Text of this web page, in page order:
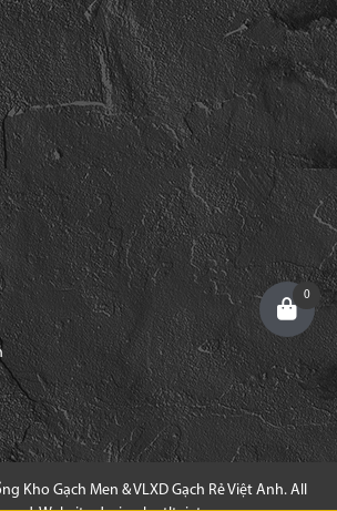
Kho Gạch Men & VLXD Gạch Rẻ Việt Anh. All
0